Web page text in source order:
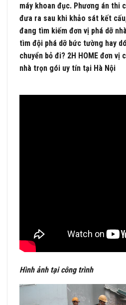
máy khoan đục. Phương án thi
đưa ra sau khi khảo sát kết
đang tìm kiếm đơn vị phá dỡ
tìm đội phá dỡ bức tường hay
chuyển bỏ đi? 2H HOME đơn vị
nhà trọn gói uy tín tại Hà Nội
Hình ảnh tại công trình